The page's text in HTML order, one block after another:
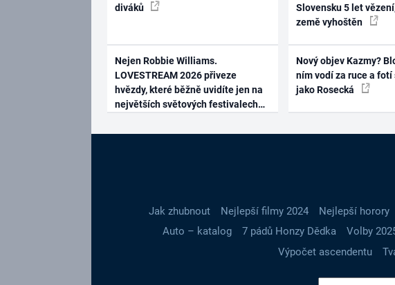
diváků
Nejen Robbie Williams.
LOVESTREAM 2026 přiveze
hvězdy, které běžně uvidíte jen na
největších světových festivalech
Slovensku 5 let
země vyhoštěn
Nový objev Kazmy?
ním vodí za ruce a fotí
jako Rosecká
Jak zhubnout Nejlepší filmy 2024 Nejlepší horory
Auto – katalog
7 pádů Honzy Dědka Volby
Výpočet ascendentu